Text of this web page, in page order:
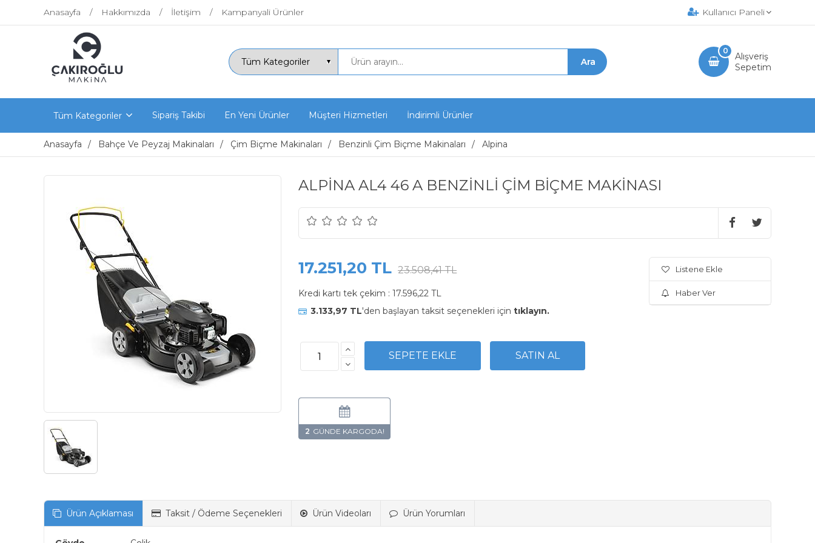
Anasayfa Hakkımızda İletişim Kampanyali Ürünler Kullanıcı Paneli
Alışveriş
Sepetim
0
Tüm Kategoriler Sipariş Takibi En Yeni Ürünler Müşteri Hizmetleri İndirimli Ürünler
Anasayfa Bahçe Ve Peyzaj Makinaları Çim Biçme Makinaları Benzinli Çim Biçme Makinaları Alpina
ALPİNA AL4 46 A BENZİNLİ ÇİM BİÇME MAKİNASI
17.251,20 TL 23.508,41 TL
Kredi kartı tek çekim : 17.596,22 TL
3.133,97 TL'den başlayan taksit seçenekleri için tıklayın.
2
Listene Ekle
Haber Ver
Ürün Açıklaması Taksit / Ödeme Seçenekleri Ürün Videoları Ürün Yorumları